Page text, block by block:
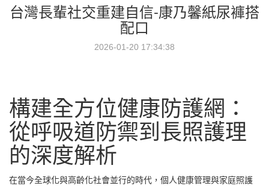
台灣長輩社交重建自信-康乃馨紙尿褲搭
配口
2026-01-20 17:34:38
構建全方位健康防護網：
從呼吸道防禦到長照護理
的深度解析
在當今全球化與高齡化社會並行的時代，個人健康管理與家庭照護